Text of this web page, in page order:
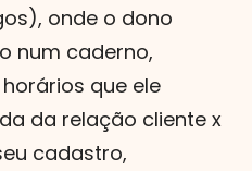
onde o dono
num caderno,
que ele
da relação cliente x
cadastro,